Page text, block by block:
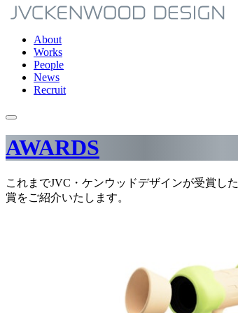
About
Works
People
News
Recruit
AWARDS
これまでJVC・ケンウッドデザインが受賞した
賞をご紹介いたします。